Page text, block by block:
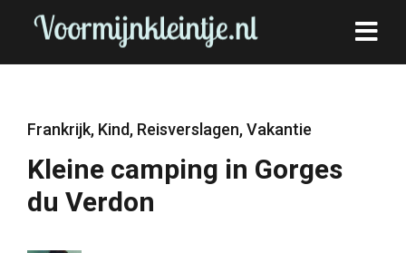
Frankrijk, Kind, Reisverslagen,Vakantie
Kleine camping in Gorges
du Verdon